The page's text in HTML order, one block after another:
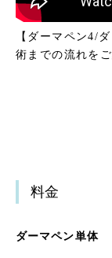
【ダーマペン4/
術までの流れを
料金
ダーマペン単体